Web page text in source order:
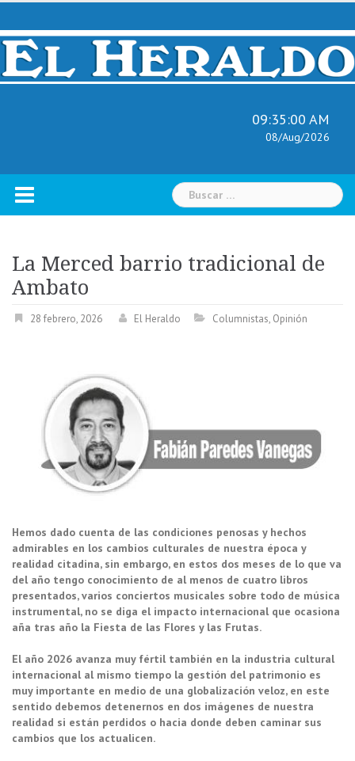
Skip
content
09:35:01 AM
08/Aug/2026
Buscar:
La Merced barrio tradicional de
Ambato
28 febrero, 2026 El Heraldo Columnistas, Opinión
Hemos dado cuenta de las condiciones penosas y hechos
admirables en los cambios culturales de nuestra época y
realidad citadina, sin embargo, en estos dos meses de lo que va
del año tengo conocimiento de al menos de cuatro libros
presentados, varios conciertos musicales sobre todo de música
instrumental, no se diga el impacto internacional que ocasiona
aña tras año la Fiesta de las Flores y las Frutas.
El año 2026 avanza muy fértil también en la industria cultural
internacional al mismo tiempo la gestión del patrimonio es
muy importante en medio de una globalización veloz, en este
sentido debemos detenernos en dos imágenes de nuestra
realidad si están perdidos o hacia donde deben caminar sus
cambios que los actualicen.